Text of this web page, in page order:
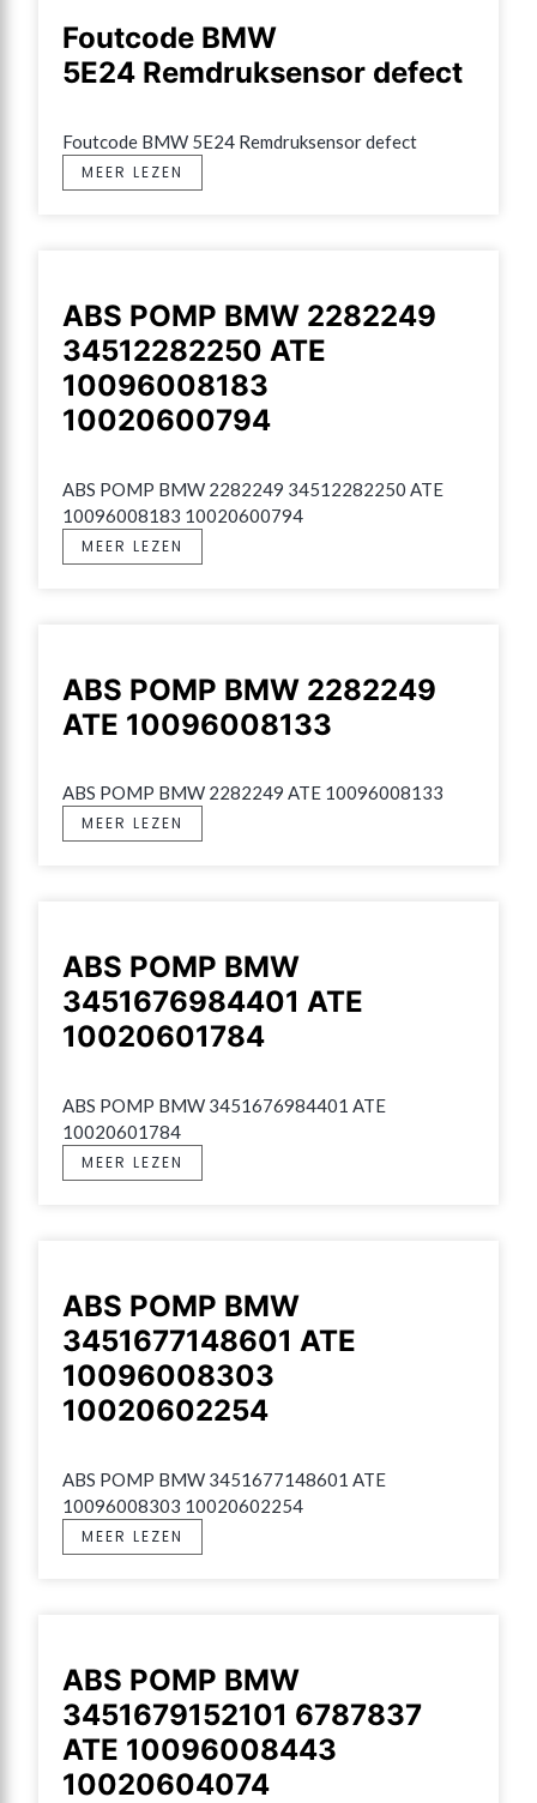
Foutcode BMW
5E24 Remdruksensor defect
Foutcode BMW 5E24 Remdruksensor defect
MEER LEZEN
ABS POMP BMW 2282249
34512282250 ATE
10096008183
10020600794
ABS POMP BMW 2282249 34512282250 ATE
10096008183 10020600794
MEER LEZEN
ABS POMP BMW 2282249
ATE 10096008133
ABS POMP BMW 2282249 ATE 10096008133
MEER LEZEN
ABS POMP BMW
3451676984401 ATE
10020601784
ABS POMP BMW 3451676984401 ATE
10020601784
MEER LEZEN
ABS POMP BMW
3451677148601 ATE
10096008303
10020602254
ABS POMP BMW 3451677148601 ATE
10096008303 10020602254
MEER LEZEN
ABS POMP BMW
3451679152101 6787837
ATE 10096008443
10020604074